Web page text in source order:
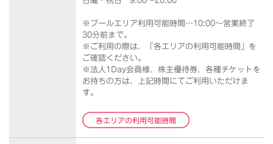
※プールエリア利用可能時間…10:00～営業終了
30分前まで。
※ご利用の際は、「各エリアの利用可能時間」を
ご確認ください。
※法人1Day会員様、株主優待券、各種チケットを
お持ちの方は、上記時間にてご利用いただけま
す。
各エリアの利用可能時間